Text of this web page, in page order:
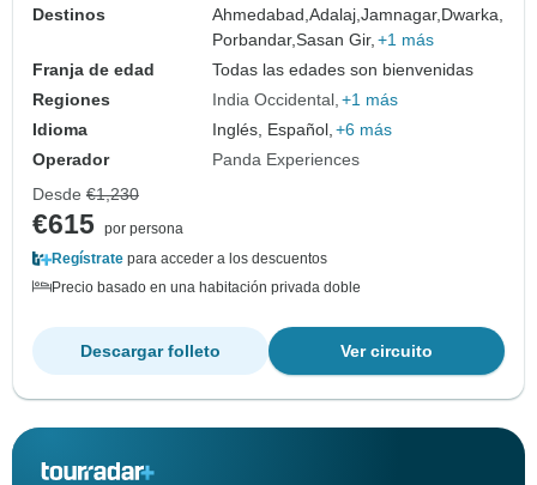
Destinos
Ahmedabad,Adalaj,Jamnagar, Dwarka,
Porbandar,Sasan Gir, +1 más
Franja de edad
Todas las edades son bienvenidas
Regiones
India Occidental +1 más
Idioma
Inglés, Español, +6 más
Operador
Panda Experiences
Desde €1,230
€615 por persona
Regístrate para acceder a los descuentos
Precio basado en una habitación privada doble
Ver circuito
Descargar folleto